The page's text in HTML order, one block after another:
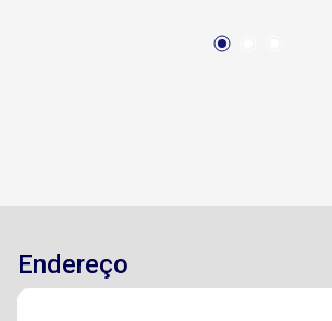
(sentido horário e anti-horário)
Infraestrutura: Entrada CPFL para 90
trifásico Infraestrutura seca para
Endereço